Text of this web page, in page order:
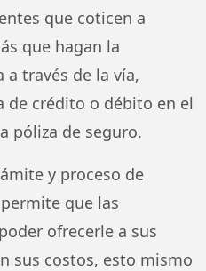
que coticen a
que hagan la
través de la vía,
de crédito o débito en el
póliza de seguro.
y proceso de
que las
ofrecerle a sus
sus costos, esto mismo